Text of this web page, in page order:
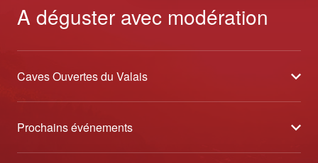
A déguster avec modération
Caves Ouvertes du Valais
À propos
Partenaires
Prochains événements
Tavolata des Vins du Valais